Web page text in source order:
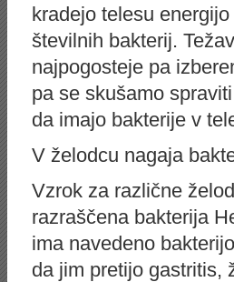
kradejo telesu
številnih bakterij.
najpogosteje pa
pa se skušamo
da imajo bakterije v
V želodcu nagaja
Vzrok za različne
razraščena bakterija
ima navedeno
da jim pretijo gastritis,